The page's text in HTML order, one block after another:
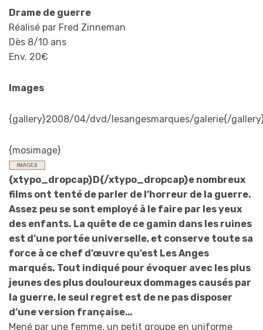
Drame de guerre
Réalisé par Fred Zinneman
Dès 8/10 ans
Env. 20€
Images
{gallery}2008/04/dvd/lesangesmarques/galerie{/
{mosimage}
{xtypo_dropcap}D{/xtypo_dropcap}e nombreux
films ont tenté de parler de l’horreur de la guerre.
Assez peu se sont employé à le faire par les yeux
des enfants. La quête de ce gamin dans les ruines
est d’une portée universelle, et conserve toute sa
force à ce chef d’œuvre qu’est Les Anges
marqués. Tout indiqué pour évoquer avec les plus
jeunes des plus douloureux dommages causés par
la guerre, le seul regret est de ne pas disposer
d’une version française…
Mené par une femme, un petit groupe en uniforme